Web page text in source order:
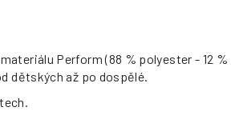
Perform (88 % polyester - 12
dětských až po dospělé.